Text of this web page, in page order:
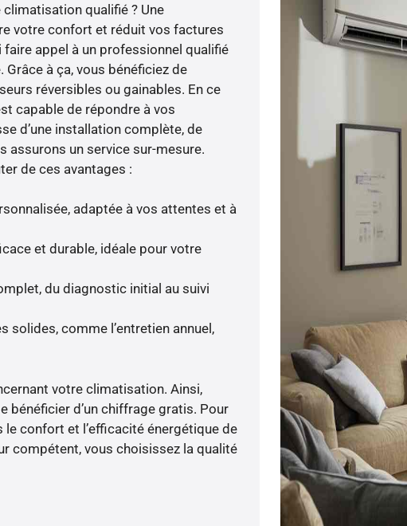
qualifié ? Une
votre confort et réduit vos factures
faire appel à un professionnel qualifié
à ça, vous bénéficiez de
réversibles ou gainables. En ce
capable de répondre à vos
d’une installation complète, de
assurons un service sur-mesure.
de ces avantages :
adaptée à vos attentes et à
et durable, idéale pour votre
du diagnostic initial au suivi
solides, comme l’entretien annuel,
votre climatisation. Ainsi,
bénéficier d’un chiffrage gratis. Pour
confort et l’efficacité énergétique de
compétent, vous choisissez la qualité